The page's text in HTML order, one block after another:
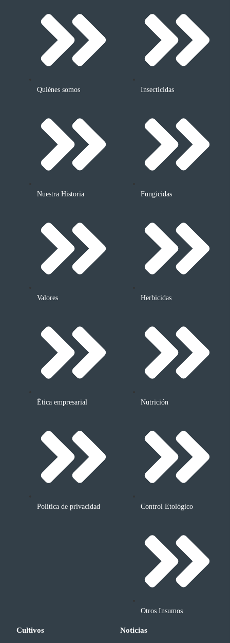
Quiénes somos
Nuestra Historia
Valores
Ética empresarial
Política de privacidad
Insecticidas
Fungicidas
Herbicidas
Nutrición
Control Etológico
Otros Insumos
Cultivos Noticias